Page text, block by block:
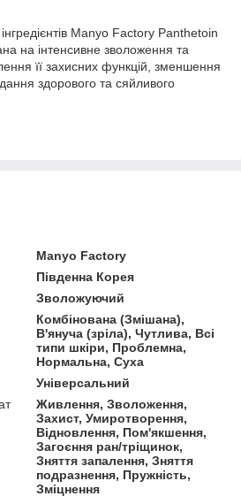
Manyo Factory Panthetoin
на інтенсивне зволоження та
її захисних функцій, зменшення
здорового та сяйливого
Manyo Factory
Південна Корея
Зволожуючий
Комбінована (Змішана),
В'януча (зріла), Чутлива, Всі
типи шкіри, Проблемна,
Нормальна, Суха
Універсальний
Живлення, Зволоження,
Захист, Умиротворення,
Відновлення, Пом'якшення,
Загоєння ран/тріщинок,
Зняття запалення, Зняття
подразнення, Пружність,
Зміцнення